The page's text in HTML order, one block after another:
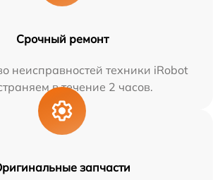
Срочный ремонт
неисправностей техники iRobot
в течение 2 часов.
запчасти